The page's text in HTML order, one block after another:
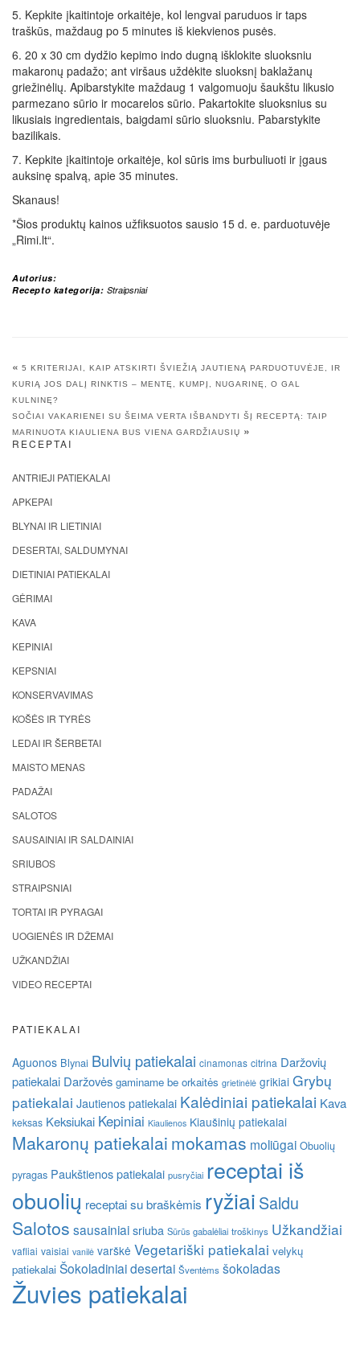
5. Kepkite įkaitintoje orkaitėje, kol lengvai paruduos ir taps
traškūs, maždaug po 5 minutes iš kiekvienos pusės.
6. 20 x 30 cm dydžio kepimo indo dugną išklokite sluoksniu
makaronų padažo; ant viršaus uždėkite sluoksnį baklažanų
griežinėlių. Apibarstykite maždaug 1 valgomuoju šaukštu likusio
parmezano sūrio ir mocarelos sūrio. Pakartokite sluoksnius su
likusiais ingredientais, baigdami sūrio sluoksniu. Pabarstykite
bazilikais.
7. Kepkite įkaitintoje orkaitėje, kol sūris ims burbuliuoti ir įgaus
auksinę spalvą, apie 35 minutes.
Skanaus!
*Šios produktų kainos užfiksuotos sausio 15 d. e. parduotuvėje
„Rimi.lt“.
Autorius:
Recepto kategorija: Straipsniai
« 5 KRITERIJAI, KAIP ATSKIRTI ŠVIEŽIĄ JAUTIENĄ PARDUOTUVĖJE, IR
KURIĄ JOS DALĮ RINKTIS – MENTĘ, KUMPĮ, NUGARINĘ, O GAL
KULNINĘ?
SOČIAI VAKARIENEI SU ŠEIMA VERTA IŠBANDYTI ŠĮ RECEPTĄ: TAIP
MARINUOTA KIAULIENA BUS VIENA GARDŽIAUSIŲ »
RECEPTAI
ANTRIEJI PATIEKALAI
APKEPAI
BLYNAI IR LIETINIAI
DESERTAI, SALDUMYNAI
DIETINIAI PATIEKALAI
GĖRIMAI
KAVA
KEPINIAI
KEPSNIAI
KONSERVAVIMAS
KOŠĖS IR TYRĖS
LEDAI IR ŠERBETAI
MAISTO MENAS
PADAŽAI
SALOTOS
SAUSAINIAI IR SALDAINIAI
SRIUBOS
STRAIPSNIAI
TORTAI IR PYRAGAI
UOGIENĖS IR DŽEMAI
UŽKANDŽIAI
VIDEO RECEPTAI
PATIEKALAI
Aguonos Blynai Bulvių patiekalai cinamonas citrina Daržovių
patiekalai Daržovės gaminame be orkaitės grietinėlė grikiai Grybų
patiekalai Jautienos patiekalai Kalėdiniai patiekalai Kava
keksas Keksiukai Kepiniai Kiaulienos Kiaušinių patiekalai
Makaronų patiekalai mokamas moliūgai Obuolių
pyragas Paukštienos patiekalai pusryčiai receptai iš
obuolių receptai su braškėmis ryžiai Saldu
Salotos sausainiai sriuba Sūrūs gabalėliai troškinys Užkandžiai
vafliai vaisiai vanilė varškė Vegetariški patiekalai velykų
patiekalai Šokoladiniai desertai Šventėms šokoladas
Žuvies patiekalai